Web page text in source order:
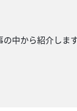
中から紹介しま